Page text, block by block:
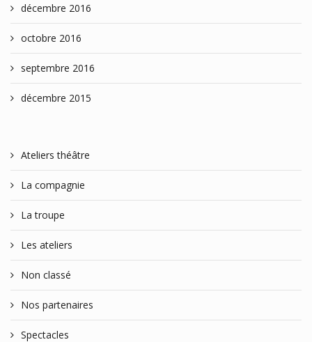
décembre 2016
octobre 2016
septembre 2016
décembre 2015
Ateliers théâtre
La compagnie
La troupe
Les ateliers
Non classé
Nos partenaires
Spectacles